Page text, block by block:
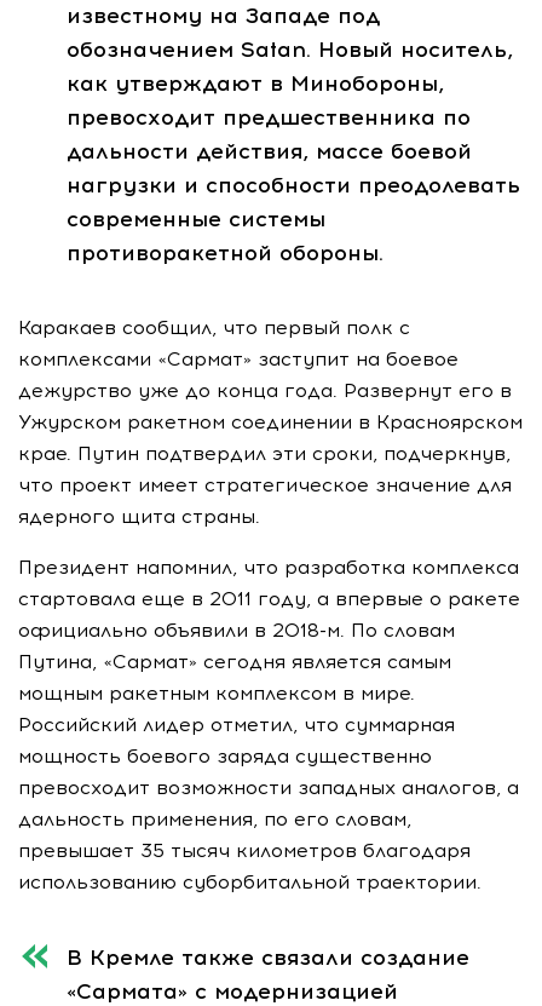
известному на Западе под
обозначением Satan. Новый носитель,
как утверждают в Минобороны,
превосходит предшественника по
дальности действия, массе боевой
нагрузки и способности преодолевать
современные системы
противоракетной обороны.
Каракаев сообщил, что первый полк с
комплексами «Сармат» заступит на боевое
дежурство уже до конца года. Развернут его в
Ужурском ракетном соединении в Красноярском
крае. Путин подтвердил эти сроки, подчеркнув,
что проект имеет стратегическое значение для
ядерного щита страны.
Президент напомнил, что разработка комплекса
стартовала еще в 2011 году, а впервые о ракете
официально объявили в 2018-м. По словам
Путина, «Сармат» сегодня является самым
мощным ракетным комплексом в мире.
Российский лидер отметил, что суммарная
мощность боевого заряда существенно
превосходит возможности западных аналогов, а
дальность применения, по его словам,
превышает 35 тысяч километров благодаря
использованию суборбитальной траектории.
В Кремле также связали создание
«Сармата» с модернизацией